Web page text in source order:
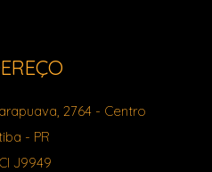
2764- Centro
- PR
J9949